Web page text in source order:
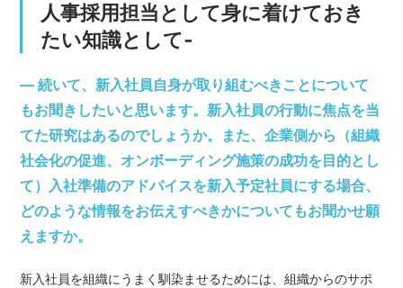
人事採用担当として身に着けておき
たい知識として‐
— 続いて、新入社員自身が取り組むべきことについて
もお聞きしたいと思います。新入社員の行動に焦点を当
てた研究はあるのでしょうか。また、企業側から（組織
社会化の促進、オンボーディング施策の成功を目的とし
て）入社準備のアドバイスを新入予定社員にする場合、
どのような情報をお伝えすべきかについてもお聞かせ願
えますか。
新入社員を組織にうまく馴染ませるためには、組織からのサポ